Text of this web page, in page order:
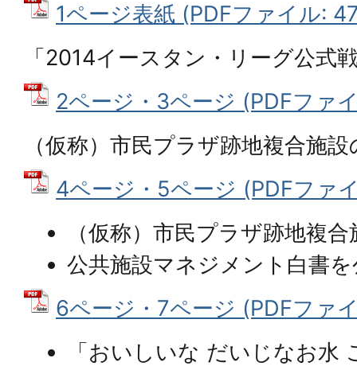
1ページ表紙 (PDFファイル:
「2014イースタン・リーグ公式
2ページ・3ページ (PDFファ
（仮称）市民プラザ跡地複合施
4ページ・5ページ (PDFファ
（仮称）市民プラザ跡地複
公共施設マネジメント白書
6ページ・7ページ (PDFファ
「おいしいな だいじなお水